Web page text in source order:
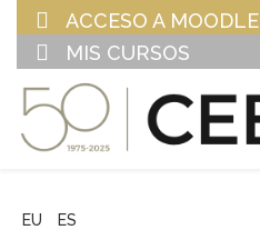
ACCESO A MOODLE
MIS CURSOS
EU ES